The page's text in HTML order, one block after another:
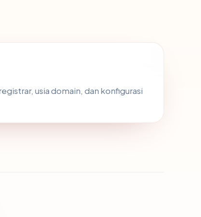
usia domain, dan konfigurasi